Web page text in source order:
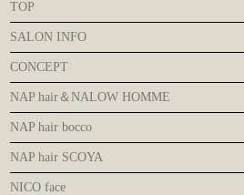
TOP
SALON INFO
CONCEPT
NAP hair＆NALOW HOMME
NAP hair bocco
NAP hair SCOYA
NICO face